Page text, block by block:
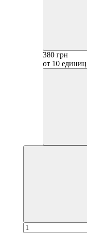
380 грн
от 10 единиц